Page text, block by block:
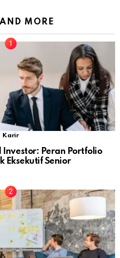
MORE
Karir
Investor: Peran Portfolio
Eksekutif Senior